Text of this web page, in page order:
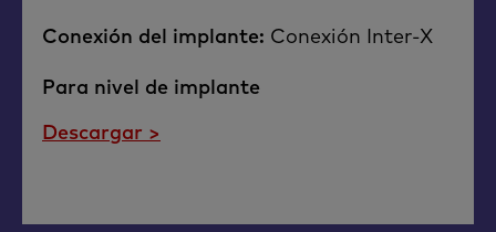
Conexión del implante: Conexión Inter-X
Para nivel de implante
Descargar >